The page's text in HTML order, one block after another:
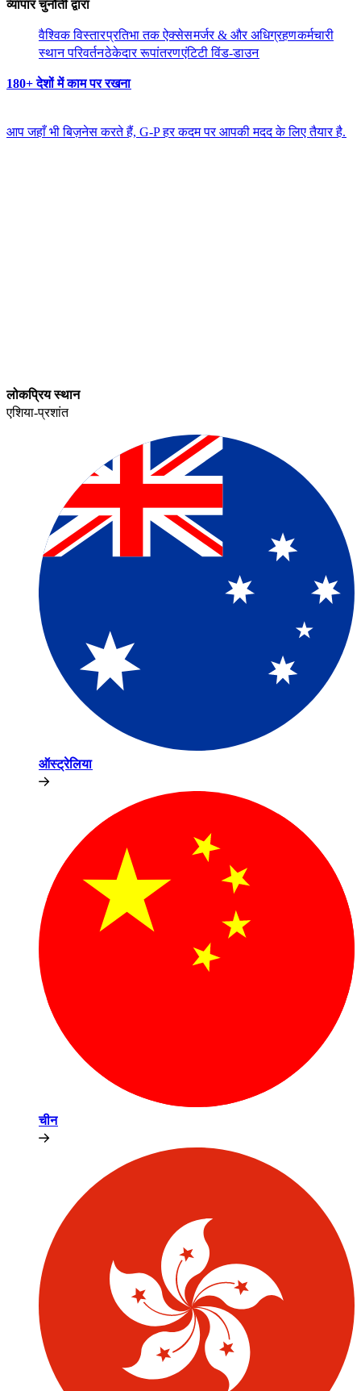
व्यापार चुनौती द्वारा​​
वैश्विक विस्तार​​प्रतिभा तक ऐक्सेस​​मर्जर & और अधिग्रहण​​कर्मचारी
स्थान परिवर्तन​​ठेकेदार रूपांतरण​​एंटिटी विंड-डाउन​​
180+ देशों में काम पर रखना​​
आप जहाँ भी बिज़नेस करते हैं, G-P हर कदम पर आपकी मदद के लिए तैयार है.​​
लोकप्रिय स्थान​​
एशिया-प्रशांत​​
ऑस्ट्रेलिया​​
चीन​​